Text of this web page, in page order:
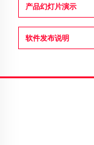
产品幻灯片演示
软件发布说明